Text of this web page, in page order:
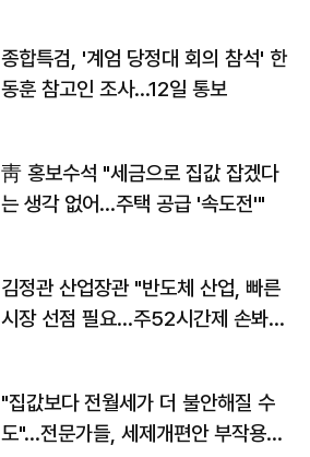
종합특검, '계엄 당정대 회의 참석' 한
동훈 참고인 조사...12일 통보
靑 홍보수석 "세금으로 집값 잡겠다
는 생각 없어…주택 공급 '속도전'"
김정관 산업장관 "반도체 산업, 빠른
시장 선점 필요…주52시간제 손봐
"집값보다 전월세가 더 불안해질 수
도"…전문가들, 세제개편안 부작용